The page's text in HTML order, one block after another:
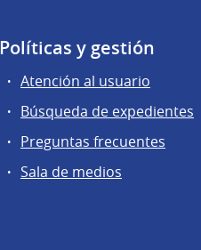
Políticas y gestión
Atención al usuario
Búsqueda de expedientes
Preguntas frecuentes
Sala de medios